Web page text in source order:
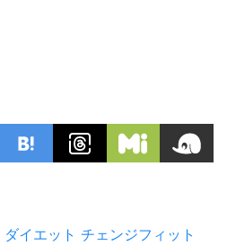
ダイエット チェンジフィット